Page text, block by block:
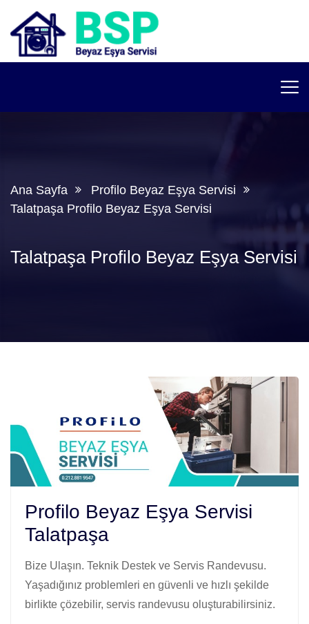
Ana Sayfa
Profilo Beyaz Eşya Servisi
Talatpaşa Profilo Beyaz Eşya Servisi
Talatpaşa Profilo Beyaz Eşya Servisi
Profilo Beyaz Eşya Servisi
Talatpaşa
Bize Ulaşın. Teknik Destek ve Servis Randevusu.
Yaşadığınız problemleri en güvenli ve hızlı şekilde
birlikte çözebilir, servis randevusu oluşturabilirsiniz.